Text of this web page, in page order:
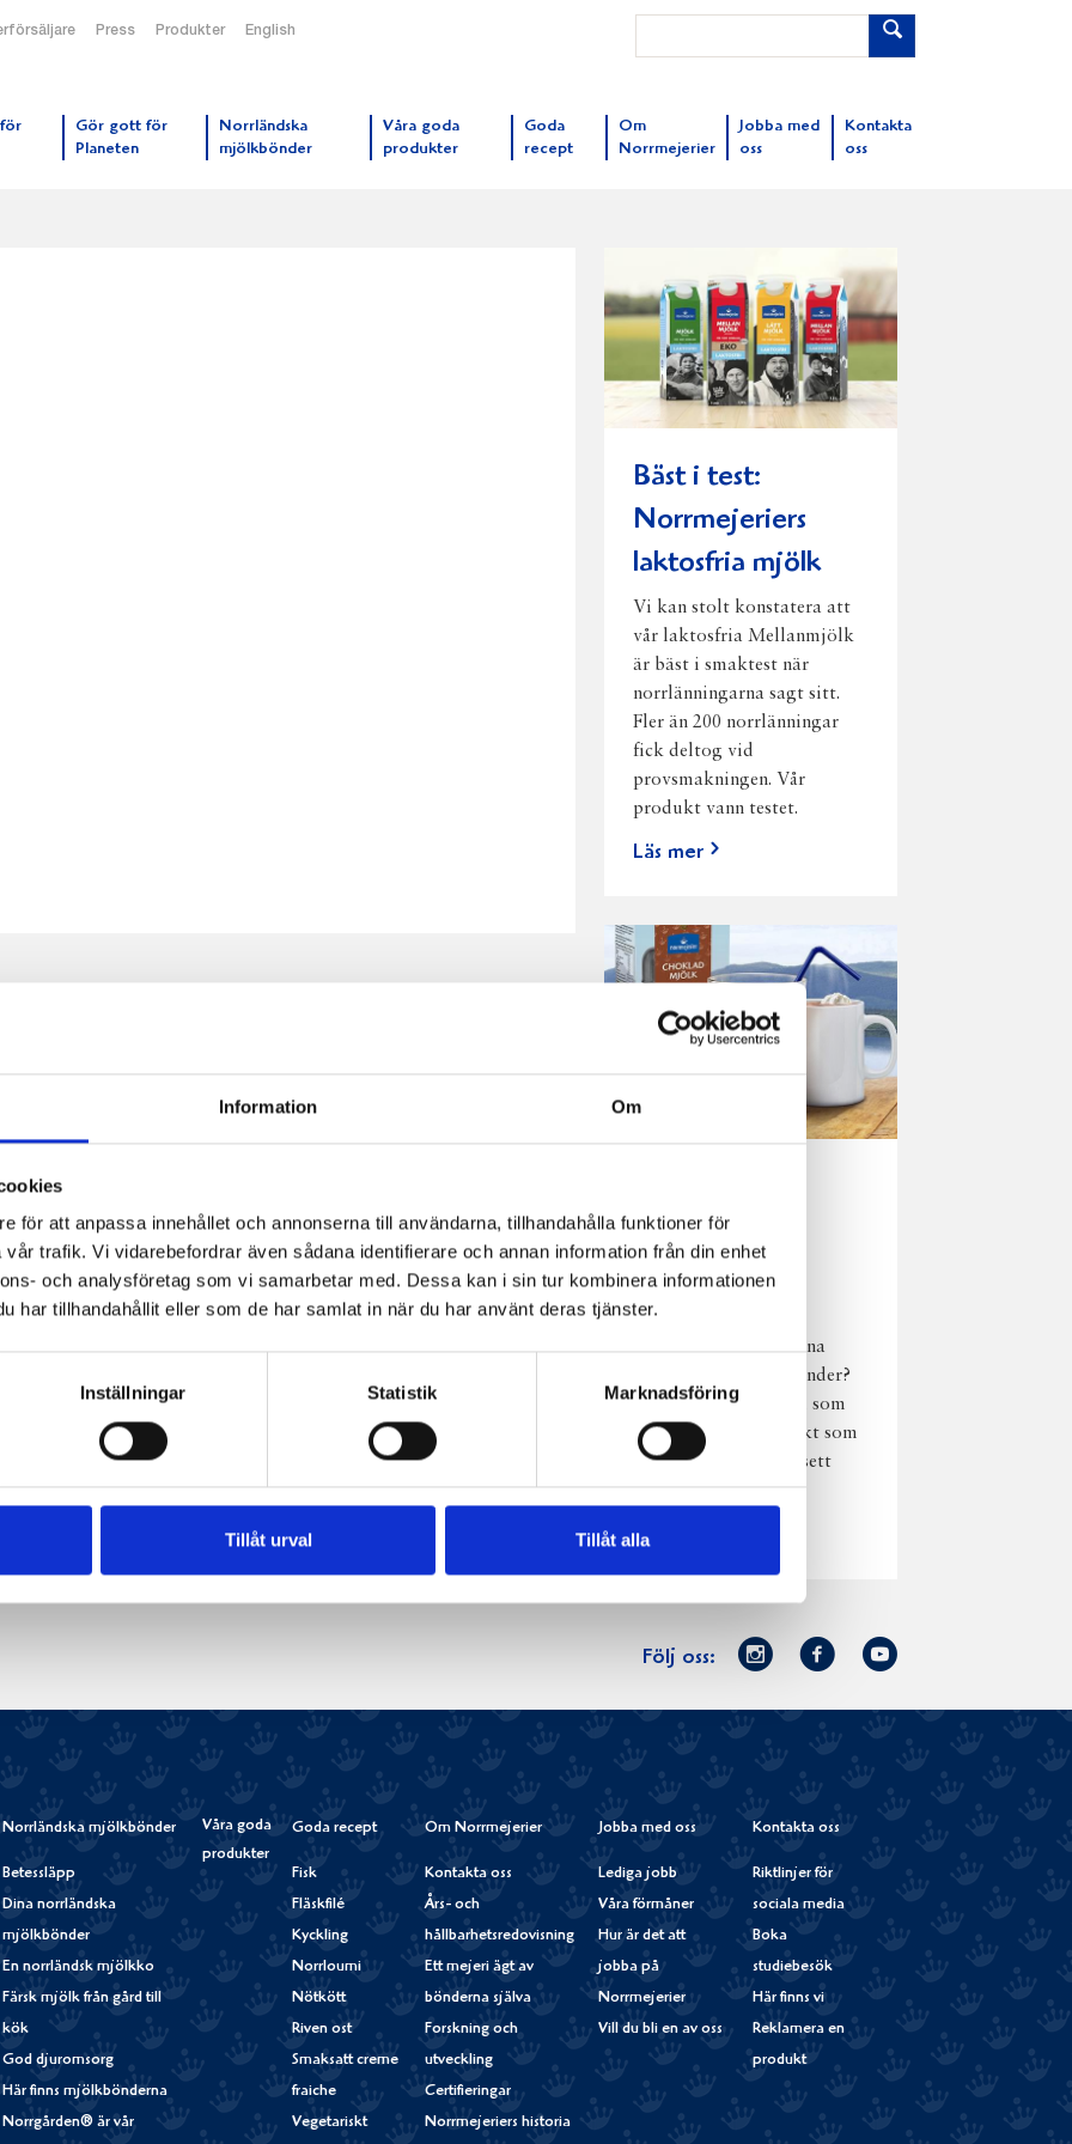
Information Om
för att anpassa innehållet och annonserna till användarna, tillhandahålla funktioner för
trafik. Vi vidarebefordrar även sådana identifierare och annan information från din enhet
och analysföretag som vi samarbetar med. Dessa kan i sin tur kombinera informationen
har tillhandahållit eller som de har samlat in när du har använt deras tjänster.
Inställningar Statistik Marknadsföring
Tillåt urval Tillåt alla
Press Produkter English
Gör gott för
Planeten
Norrländska
mjölkbönder
Våra goda
produkter
Goda
recept
Om
Norrmejerier
Jobba med
oss
Kontakta
oss
Bäst i test:
Norrmejeriers
laktosfria mjölk
Vi kan stolt konstatera att
vår laktosfria Mellanmjölk
är bäst i smaktest när
norrlänningarna sagt sitt.
Fler än 200 norrlänningar
fick deltog vid
provsmakningen. Vår
produkt vann testet.
Läs mer
njutning i alla
väder
Har du provat
chokladmjölk från dina
norrländska mjölkbönder?
Den är lika god varm som
kall och passar perfekt som
vardagsnjutning oavsett
väder, året om.
Läs mer
Följ oss:
Norrmejerier
Instagram
Facebook
Youtube
Norrländska mjölkbönder
Betessläpp
Dina norrländska
mjölkbönder
En norrländsk mjölkko
Färsk mjölk från gård till
kök
God djuromsorg
Här finns mjölkbönderna
Norrgården® är vår
Våra goda
produkter
Goda recept
Fisk
Fläskfilé
Kyckling
Norrloumi
Nötkött
Riven ost
Smaksatt creme
fraiche
Vegetariskt
Om Norrmejerier
Kontakta oss
Års- och
hållbarhetsredovisning
Ett mejeri ägt av
bönderna själva
Forskning och
utveckling
Certifieringar
Norrmejeriers historia
Jobba med oss
Lediga jobb
Våra förmåner
Hur är det att
jobba på
Norrmejerier
Vill du bli en av oss
Kontakta oss
Riktlinjer för
sociala media
Boka
studiebesök
Här finns vi
Reklamera en
produkt